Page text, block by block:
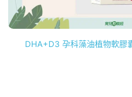
DHA+D3 孕科藻油植物軟膠